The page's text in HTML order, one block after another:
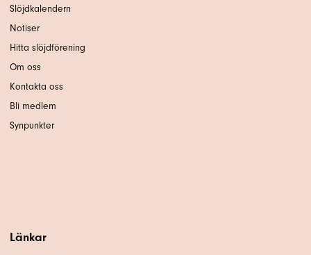
Slöjdkalendern
Notiser
Hitta slöjdförening
Om oss
Kontakta oss
Bli medlem
Synpunkter
Länkar